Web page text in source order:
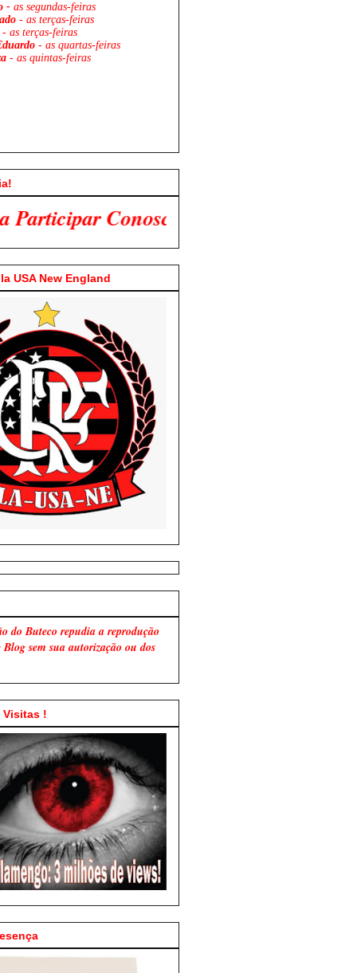
- as segundas-feiras
- as terças-feiras
- as terças-feiras
- as quartas-feiras
- as quintas-feiras
USA New England
do Buteco repudia a reprodução
Blog sem sua autorização ou dos
Visitas !